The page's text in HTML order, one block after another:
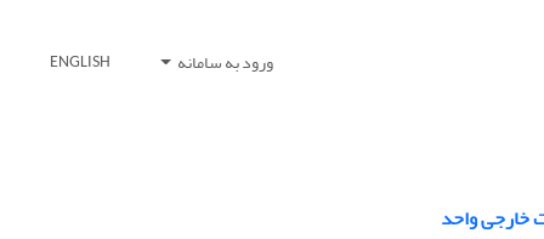
ورود به سامانه ENGLISH
خارجی واحد